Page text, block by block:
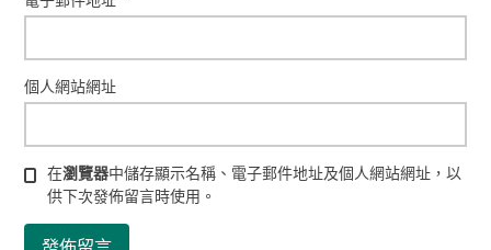
個人網站網址
在瀏覽器中儲存顯示名稱、電子郵件地址及個人網站網址，以
供下次發佈留言時使用。